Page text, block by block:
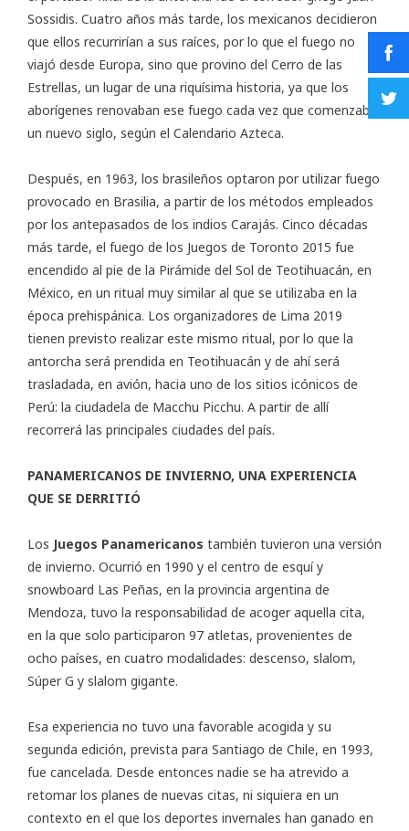
Sossidis. Cuatro años más tarde, los mexicanos decidieron
que ellos recurrirían a sus raíces, por lo que el fuego no
viajó desde Europa, sino que provino del Cerro de las
Estrellas, un lugar de una riquísima historia, ya que los
aborígenes renovaban ese fuego cada vez que comenzaba
un nuevo siglo, según el Calendario Azteca.
Después, en 1963, los brasileños optaron por utilizar fuego
provocado en Brasilia, a partir de los métodos empleados
por los antepasados de los indios Carajás. Cinco décadas
más tarde, el fuego de los Juegos de Toronto 2015 fue
encendido al pie de la Pirámide del Sol de Teotihuacán, en
México, en un ritual muy similar al que se utilizaba en la
época prehispánica. Los organizadores de Lima 2019
tienen previsto realizar este mismo ritual, por lo que la
antorcha será prendida en Teotihuacán y de ahí será
trasladada, en avión, hacia uno de los sitios icónicos de
Perú: la ciudadela de Macchu Picchu. A partir de allí
recorrerá las principales ciudades del país.
PANAMERICANOS DE INVIERNO, UNA EXPERIENCIA
QUE SE DERRITIÓ
Los Juegos Panamericanos también tuvieron una versión
de invierno. Ocurrió en 1990 y el centro de esquí y
snowboard Las Peñas, en la provincia argentina de
Mendoza, tuvo la responsabilidad de acoger aquella cita,
en la que solo participaron 97 atletas, provenientes de
ocho países, en cuatro modalidades: descenso, slalom,
Súper G y slalom gigante.
Esa experiencia no tuvo una favorable acogida y su
segunda edición, prevista para Santiago de Chile, en 1993,
fue cancelada. Desde entonces nadie se ha atrevido a
retomar los planes de nuevas citas, ni siquiera en un
contexto en el que los deportes invernales han ganado en